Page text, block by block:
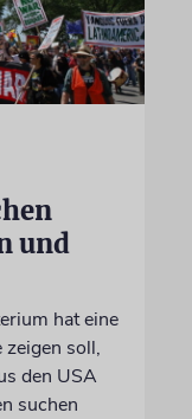
und
hat eine
soll,
den USA
suchen